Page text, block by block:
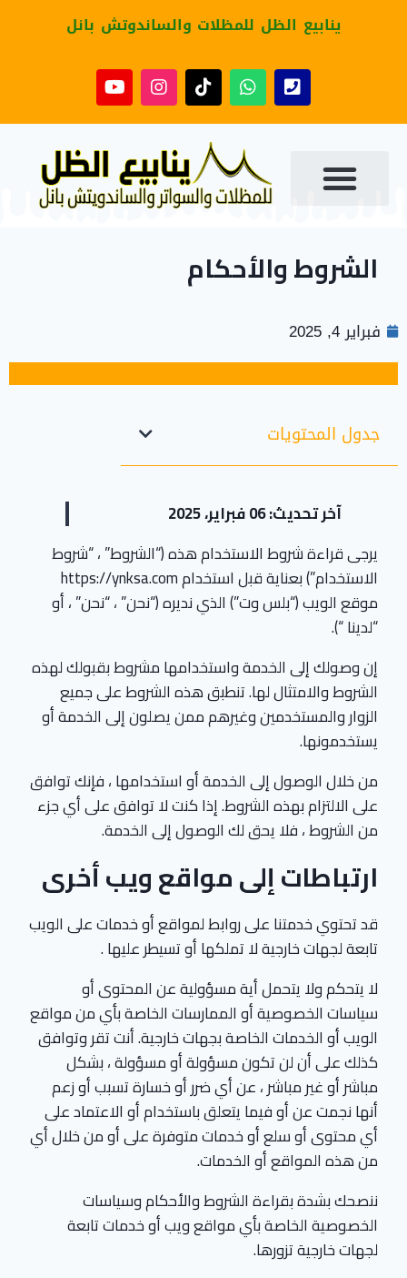
ينابيع الظل للمظلات والساندوتش بانل
الشروط والأحكام
فبراير 4, 2025
جدول المحتويات
آخر تحديث: 06 فبراير، 2025
يرجى قراءة شروط الاستخدام هذه (“الشروط” ، “شروط
الاستخدام”) بعناية قبل استخدام https://ynksa.com
موقع الويب (“بلس وت”) الذي نديره (“نحن” ، “نحن” ، أو
“لدينا “).
إن وصولك إلى الخدمة واستخدامها مشروط بقبولك لهذه
الشروط والامتثال لها. تنطبق هذه الشروط على جميع
الزوار والمستخدمين وغيرهم ممن يصلون إلى الخدمة أو
يستخدمونها.
من خلال الوصول إلى الخدمة أو استخدامها ، فإنك توافق
على الالتزام بهذه الشروط. إذا كنت لا توافق على أي جزء
من الشروط ، فلا يحق لك الوصول إلى الخدمة.
ارتباطات إلى مواقع ويب أخرى
قد تحتوي خدمتنا على روابط لمواقع أو خدمات على الويب
تابعة لجهات خارجية لا تملكها أو تسيطر عليها .
لا يتحكم ولا يتحمل أية مسؤولية عن المحتوى أو
سياسات الخصوصية أو الممارسات الخاصة بأي من مواقع
الويب أو الخدمات الخاصة بجهات خارجية. أنت تقر وتوافق
كذلك على أن لن تكون مسؤولة أو مسؤولة ، بشكل
مباشر أو غير مباشر ، عن أي ضرر أو خسارة تسبب أو زعم
أنها نجمت عن أو فيما يتعلق باستخدام أو الاعتماد على
أي محتوى أو سلع أو خدمات متوفرة على أو من خلال أي
من هذه المواقع أو الخدمات.
ننصحك بشدة بقراءة الشروط والأحكام وسياسات
الخصوصية الخاصة بأي مواقع ويب أو خدمات تابعة
لجهات خارجية تزورها.